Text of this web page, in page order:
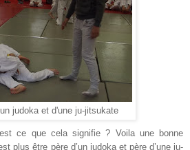
judoka et d'une ju-jitsukate
ce que cela signifie ? Voila une bonne
plus être père d’un judoka et père d’une ju-